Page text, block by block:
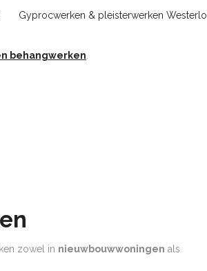
Gyprocwerken & pleisterwerken Westerlo
behangwerken
zowel in nieuwbouwwoningen als